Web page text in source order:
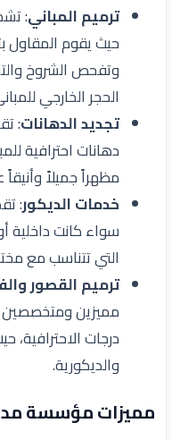
ترميم المباني:
حيث يقوم المقاول
وتفحص الشروخ
الحجر الخارجي
تجديد الدهانات:
دهانات احترافية
مظهراً جميلاً
خدمات الديكور:
سواء كانت داخلية
التي تتناسب مع
ترميم القصور
مميزين ومتخصصين
درجات الاحترافية،
والديكورية.
مميزات مؤسسة